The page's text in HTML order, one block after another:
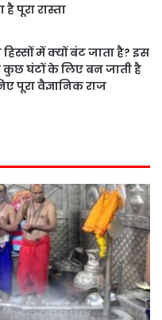
पूरा रास्ता
में क्यों बंट जाता है? इस
घंटों के लिए बन जाती है
पूरा वैज्ञानिक राज